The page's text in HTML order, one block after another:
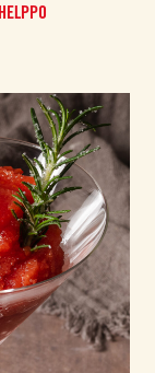
HELPPO